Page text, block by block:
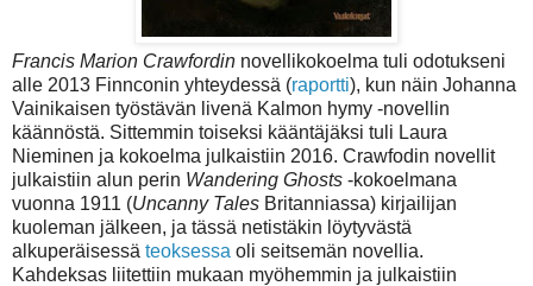
Francis Marion Crawfordin novellikokoelma tuli odotukseni
alle 2013 Finnconin yhteydessä (raportti), kun näin Johanna
Vainikaisen työstävän livenä Kalmon hymy -novellin
käännöstä. Sittemmin toiseksi kääntäjäksi tuli Laura
Nieminen ja kokoelma julkaistiin 2016. Crawfodin novellit
julkaistiin alun perin Wandering Ghosts -kokoelmana
vuonna 1911 (Uncanny Tales Britanniassa) kirjailijan
kuoleman jälkeen, ja tässä netistäkin löytyvästä
alkuperäisessä teoksessa oli seitsemän novellia.
Kahdeksas liitettiin mukaan myöhemmin ja julkaistiin